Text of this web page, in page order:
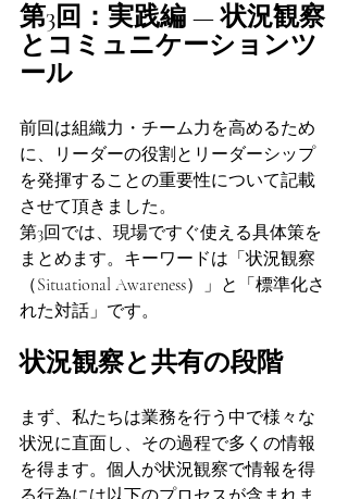
第3回：実践編 — 状況観察
とコミュニケーションツ
ール
前回は組織力・チーム力を高めるため
に、リーダーの役割とリーダーシップ
を発揮することの重要性について記載
させて頂きました。
第3回では、現場ですぐ使える具体策を
まとめます。キーワードは「状況観察
（Situational Awareness）」と「標準化さ
れた対話」です。
状況観察と共有の段階
まず、私たちは業務を行う中で様々な
状況に直面し、その過程で多くの情報
を得ます。個人が状況観察で情報を得